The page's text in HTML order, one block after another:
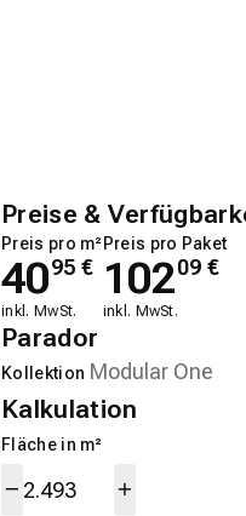
Preise &
Preis pro m²
4095 €
inkl. MwSt.
Preis pro Paket
10209 €
inkl. MwSt.
Parador
Kollektion
Kalkulation
Fläche in m²